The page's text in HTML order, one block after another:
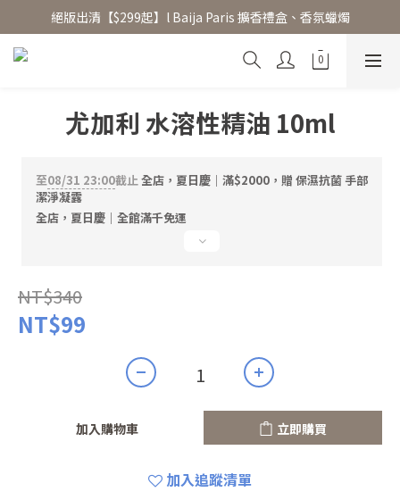
香氛水氧機、擴香香水原精  l 兩件85、三件79折
絕版出清【$299起】l Baija Paris 擴香禮盒、香氛蠟燭
加入 LINE 好友領 $100 折價券 │ 點此加入👆
尤加利 水溶性精油 10ml
至08/31 23:00截止全店，夏日慶｜滿$2000，贈 保濕抗菌 手部
潔淨凝露
全店，夏日慶｜全館滿千免運
NT$340
NT$99
加入購物車 立即購買
加入追蹤清單